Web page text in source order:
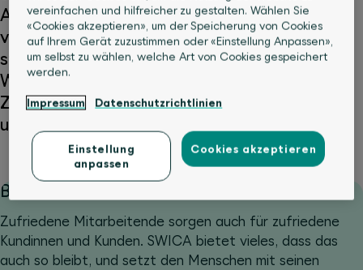
Arbeitsumfeld, flexible Arbeitszeiten,
vielfältige Entwicklungsmöglichkeiten und ein
starkes Teamgefühl. Dabei legen wir grossen
Wert auf Gesundheit, Fairness und
Zusammenhalt. Möchtest auch du Teil
unseres Teams sein?
Benefits
Zufriedene Mitarbeitende sorgen auch für zufriedene
Kundinnen und Kunden. SWICA bietet vieles, dass das
auch so bleibt, und setzt den Menschen mit seinen
vereinfachen und hilfreicher zu gestalten. Wählen Sie
«Cookies akzeptieren», um der Speicherung von Cookies
auf Ihrem Gerät zuzustimmen oder «Einstellung Anpassen»,
um selbst zu wählen, welche Art von Cookies gespeichert
werden.
Impressum Datenschutzrichtlinien
Einstellung
anpassen
Cookies akzeptieren